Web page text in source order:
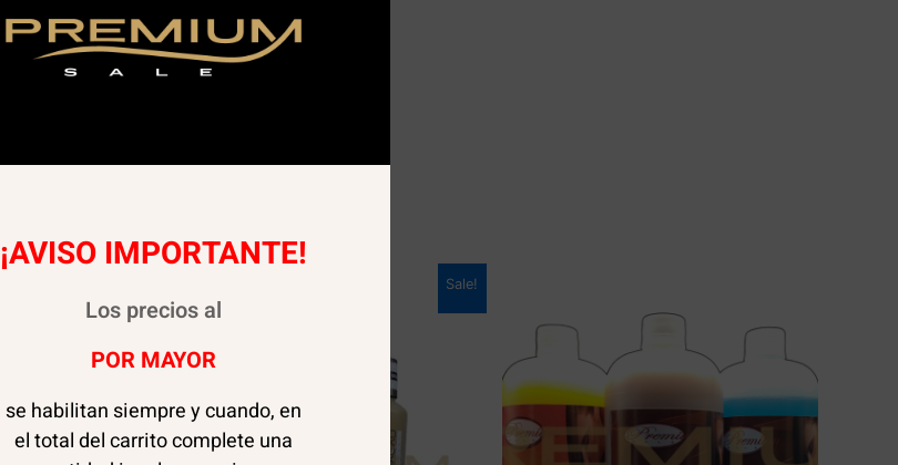
Sale!
¡AVISO IMPORTANTE!
Los precios al
POR MAYOR
se habilitan siempre y cuando, en
el total del carrito complete una